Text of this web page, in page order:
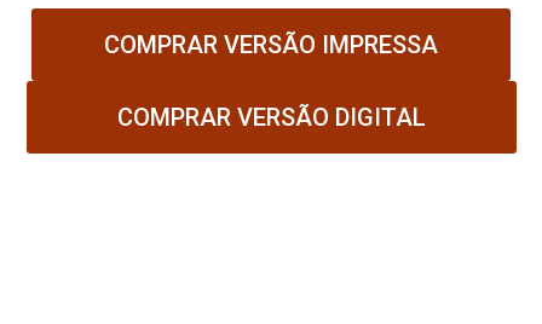
COMPRAR VERSÃO IMPRESSA
COMPRAR VERSÃO DIGITAL